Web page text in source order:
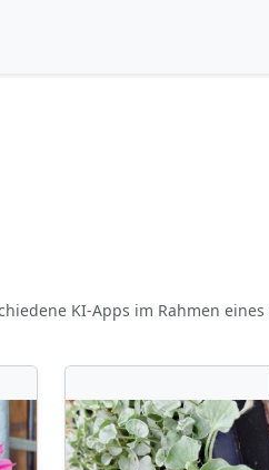
KI-Apps im Rahmen eines